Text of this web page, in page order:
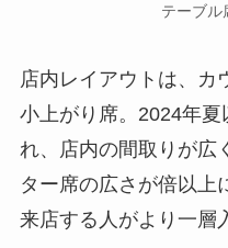
テーブル
店内レイアウトは、カ
小上がり席。2024年
れ、店内の間取りが広
ター席の広さが倍以上
来店する人がより一層